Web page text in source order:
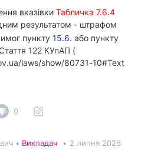
вказівки Табличка 7.6.4
результатом - штрафом
пункту 15.6. або пункту
122 КУпАП (
laws/show/80731-10#Text
0
• Викладач • 2 липня 2026